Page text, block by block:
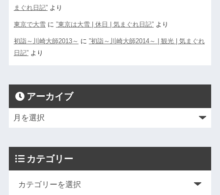
まぐれ日記”より
東京で大雪に ”東京は大雪 | 休日 | 気まぐれ日記”より
初詣～川崎大師2013～ に ”初詣～川崎大師2014～ | 観光 | 気まぐれ
日記”より
アーカイブ
カテゴリー